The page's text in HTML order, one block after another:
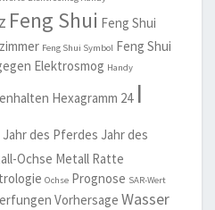
Feng Shui Feng Shui
Feng Shui Symbol Feng Shui
Elektrosmog Handy
Hexagramm 24 I
Jahr des Pferdes Jahr des
Ochse Metall Ratte
Ochse Prognose SAR-Wert
Vorhersage Wasser